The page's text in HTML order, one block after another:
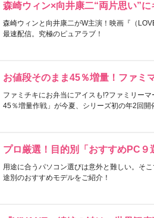
森崎ウィン×向井康二“両片思い”
森崎ウィンと向井康二がW主演！映画『（
最速配信。究極のピュアラブ！
お値段そのまま45％増量！ファミ
ファミチキにお弁当にアイスも!?ファミリー
45％増量作戦」が今夏、シリーズ初の年2回開
プロ厳選！目的別「おすすめPC９
用途に合うパソコン選びは意外と難しい。そ
途別のおすすめモデルをご紹介！